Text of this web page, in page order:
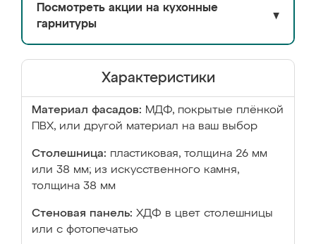
Посмотреть акции на кухонные
гарнитуры
▼
Характеристики
Материал фасадов: МДФ, покрытые плёнкой
ПВХ, или другой материал на ваш выбор
Столешница: пластиковая, толщина 26 мм
или 38 мм; из искусственного камня,
толщина 38 мм
Стеновая панель: ХДФ в цвет столешницы
или с фотопечатью